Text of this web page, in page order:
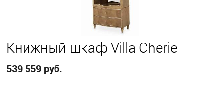
Книжный шкаф Villa Cherie
539 559 руб.